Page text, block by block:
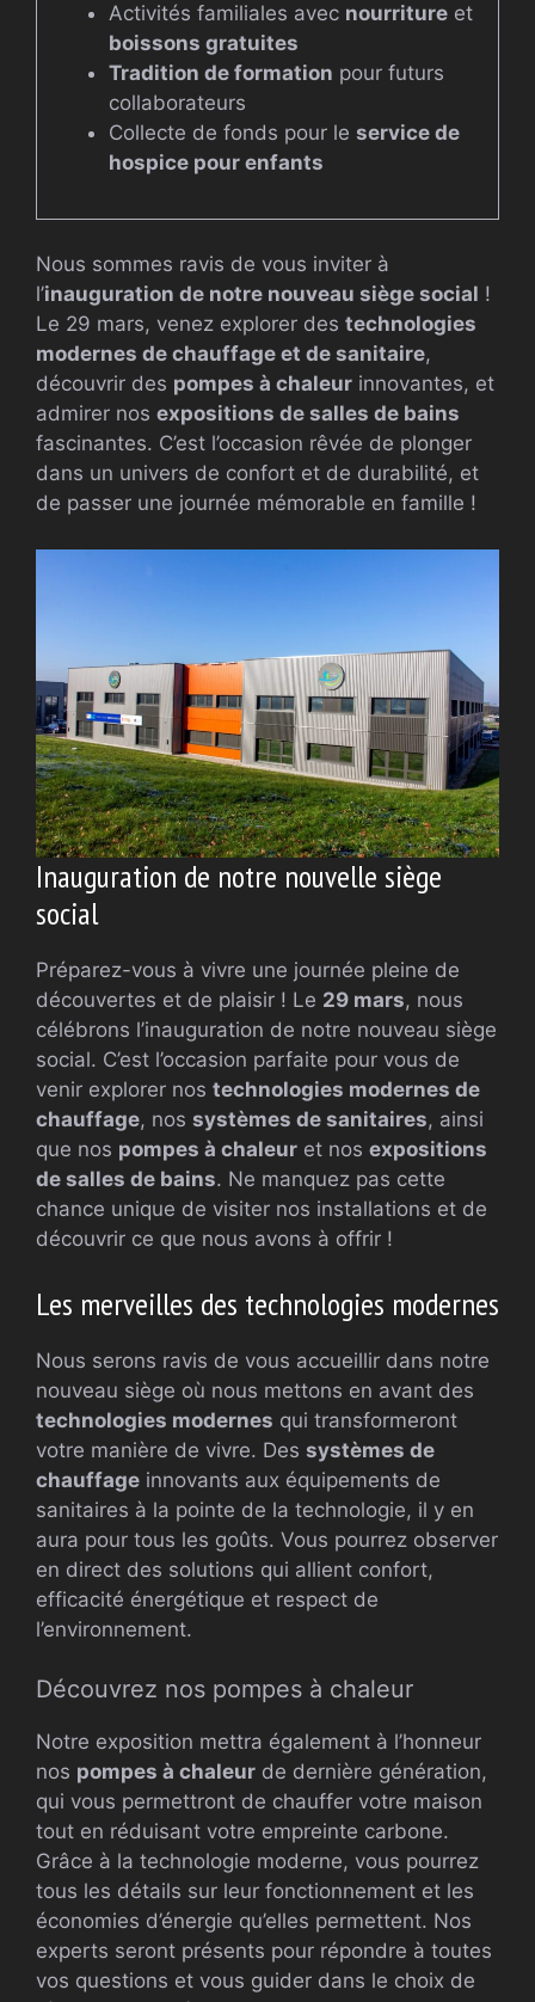
Activités familiales avec nourritureet
boissons gratuites
Tradition de formation pour futurs
collaborateurs
Collecte de fonds pour le service de
hospice pour enfants
Nous sommes ravis de vous inviter à
l’inauguration de notre nouveau siège social !
Le 29 mars, venez explorer des technologies
modernes de chauffage et de sanitaire,
découvrir des pompes à chaleur innovantes, et
admirer nos expositions de salles de bains
fascinantes. C’est l’occasion rêvée de plonger
dans un univers de confort et de durabilité, et
de passer une journée mémorable en famille !
Inauguration de notre nouvelle siège
social
Préparez-vous à vivre une journée pleine de
découvertes et de plaisir ! Le 29 mars, nous
célébrons l’inauguration de notre nouveau siège
social. C’est l’occasion parfaite pour vous de
venir explorer nos technologies modernes de
chauffage, nos systèmes de sanitaires, ainsi
que nos pompes à chaleur et nos expositions
de salles de bains. Ne manquez pas cette
chance unique de visiter nos installations et de
découvrir ce que nous avons à offrir !
Les merveilles des technologies modernes
Nous serons ravis de vous accueillir dans notre
nouveau siège où nous mettons en avant des
technologies modernes qui transformeront
votre manière de vivre. Des systèmes de
chauffage innovants aux équipements de
sanitaires à la pointe de la technologie, il y en
aura pour tous les goûts. Vous pourrez observer
en direct des solutions qui allient confort,
efficacité énergétique et respect de
l’environnement.
Découvrez nos pompes à chaleur
Notre exposition mettra également à l’honneur
nos pompes à chaleur de dernière génération,
qui vous permettront de chauffer votre maison
tout en réduisant votre empreinte carbone.
Grâce à la technologie moderne, vous pourrez
tous les détails sur leur fonctionnement et les
économies d’énergie qu’elles permettent. Nos
experts seront présents pour répondre à toutes
vos questions et vous guider dans le choix de